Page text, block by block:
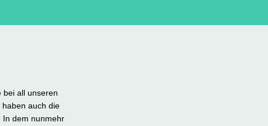
bei all unseren
auch die
In dem nunmehr